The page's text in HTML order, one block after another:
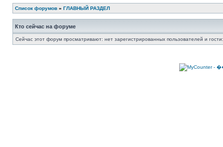
Список форумов » ГЛАВНЫЙ РАЗДЕЛ
Кто сейчас на форуме
Сейчас этот форум просматривают: нет зарегистрированных пользователей и